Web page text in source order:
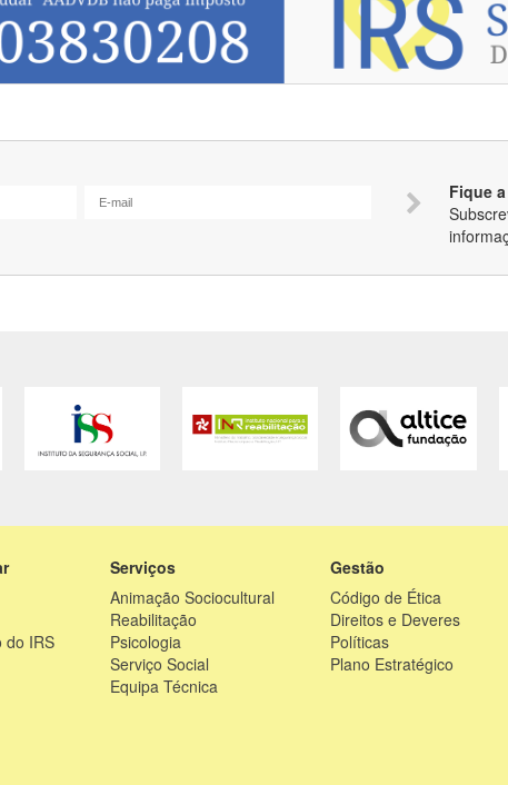
Fique
do IRS
Serviços
Animação Sociocultural
Reabilitação
Psicologia
Serviço Social
Equipa Técnica
Gestão
Código de Ética
Direitos e Deveres
Políticas
Plano Estratégico